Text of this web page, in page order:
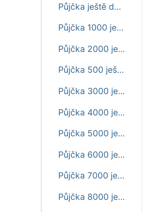
Půjčka ještě dnes
Půjčka 1000 ještě dnes
Půjčka 2000 ještě dnes
Půjčka 500 ještě dnes
Půjčka 3000 ještě dnes
Půjčka 4000 ještě dnes
Půjčka 5000 ještě dnes
Půjčka 6000 ještě dnes
Půjčka 7000 ještě dnes
Půjčka 8000 ještě dnes